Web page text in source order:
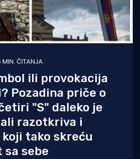
MIN. ČITANJA
ili provokacija
Pozadina priče o
"S" daleko je
razotkriva i
tako skreću
sa sebe